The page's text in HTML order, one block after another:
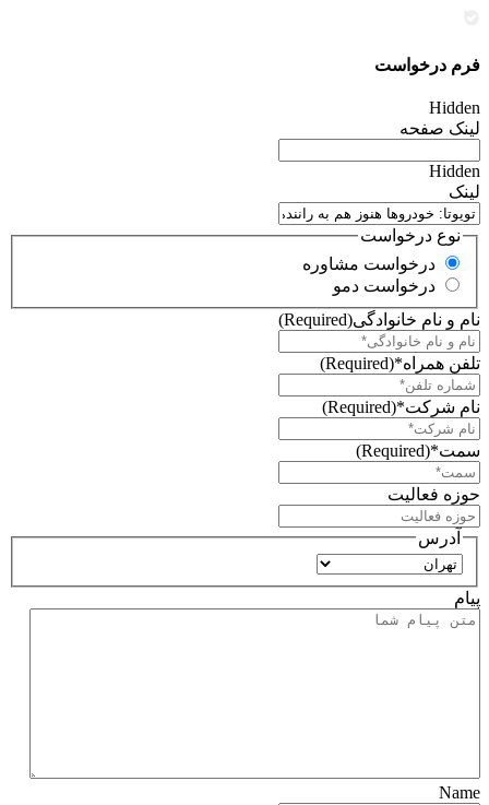
فرم درخواست
Hidden
لینک صفحه
Hidden
لینک
نوع درخواست
درخواست مشاوره
درخواست دمو
نام و نام خانوادگی(Required)
تلفن همراه*(Required)
نام شرکت*(Required)
سمت*(Required)
حوزه فعالیت
آدرس
استان
پیام
Name